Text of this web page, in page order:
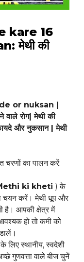
kare 16
मेथी की
or nuksan |
वाले रोग| मेथी की
और नुकसान | मेथी
का पालन करें:
ki kheti ) के
चयन करें। मेथी धूप और
है। आपकी क्षेत्र में
हो तो कमी को
लिए स्थानीय, स्वदेशी
गुणवत्ता वाले बीज चुनें